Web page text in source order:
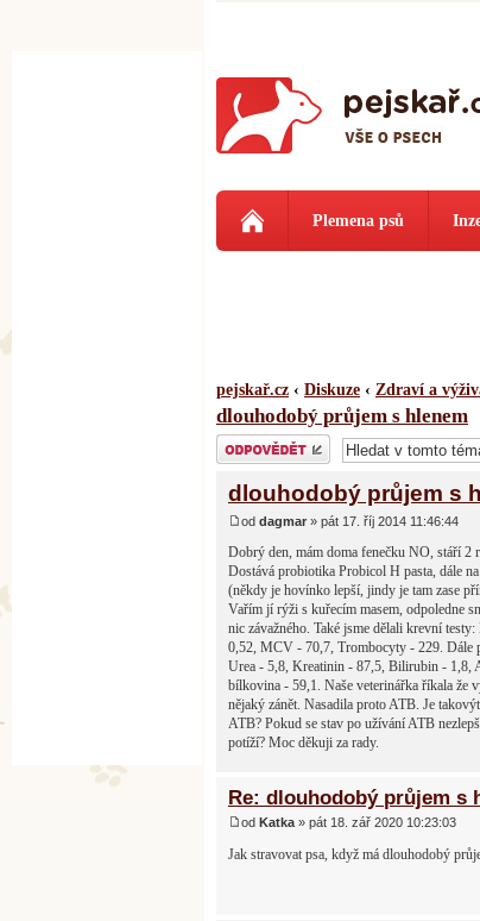
Plemena psů
pejskař.cz ‹ Diskuze ‹ Zdraví a
dlouhodobý průjem s hlenem
Odeslat odpověď
dlouhodobý průjem s
od dagmar » pát 17. říj 2014 11:46:44
Dobrý den, mám doma fenečku NO, stáří
Dostává probiotika Probicol H pasta, dále
(někdy je hovínko lepší, jindy je tam zase
Vařím jí rýži s kuřecím masem, odpoledne
nic závažného. Také jsme dělali krevní
0,52, MCV - 70,7, Trombocyty - 229. Dále
Urea - 5,8, Kreatinin - 87,5, Bilirubin - 1,8,
bílkovina - 59,1. Naše veterinářka říkala že
nějaký zánět. Nasadila proto ATB. Je
ATB? Pokud se stav po užívání ATB
potíží? Moc děkuji za rady.
Re: dlouhodobý průjem s
od Katka » pát 18. zář 2020 10:23:03
Jak stravovat psa, když má dlouhodobý